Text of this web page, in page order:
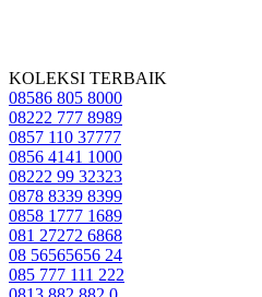
KOLEKSI TERBAIK
08586 805 8000
08222 777 8989
0857 110 37777
0856 4141 1000
08222 99 32323
0878 8339 8399
0858 1777 1689
081 27272 6868
08 56565656 24
085 777 111 222